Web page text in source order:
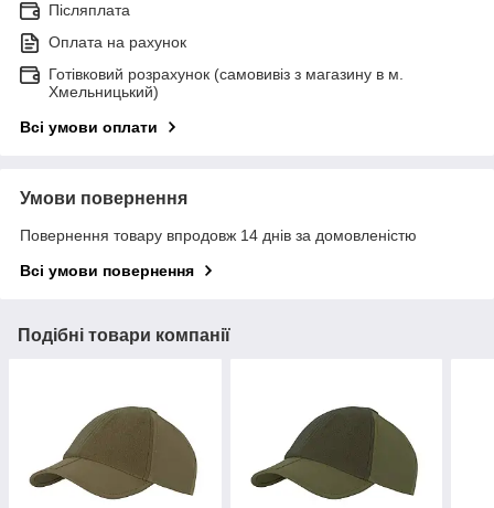
Післяплата
Оплата на рахунок
Готівковий розрахунок (самовивіз з магазину в м.
Хмельницький)
Всі умови оплати
Умови повернення
Повернення товару впродовж 14 днів за домовленістю
Всі умови повернення
Подібні товари компанії